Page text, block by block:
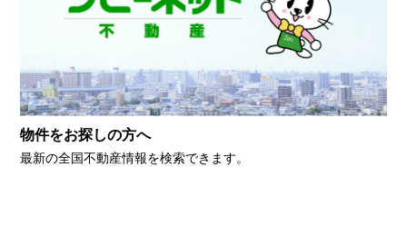
物件をお探しの方へ
最新の全国不動産情報を検索できます。